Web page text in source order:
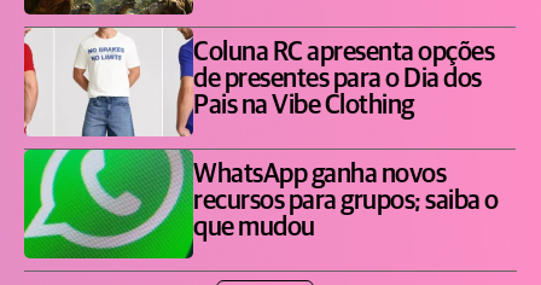
Coluna RC apresenta opções
de presentes para o Dia dos
Pais na Vibe Clothing
WhatsApp ganha novos
recursos para grupos; saiba o
que mudou